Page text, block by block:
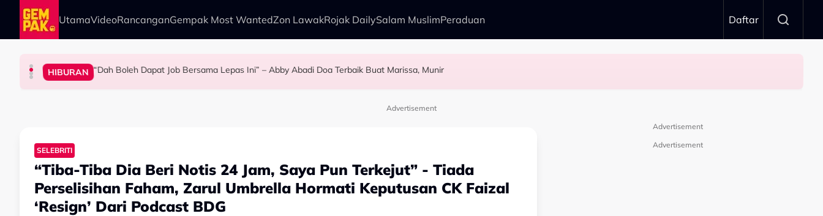
Skip to main content
UtamaVideoRancanganGempak Most WantedZon LawakRojak DailySalam MuslimPeraduan Daftar
HIBURAN Bawa Anak Ke Klinik, Syasya Rizal Terkejut Dikenali Doktor
HIBURAN “Dah Boleh Dapat Job Bersama Lepas Ini” – Abby Abadi Doa Terbaik Buat Marissa, Munir
SELEBRITI Michelle Yeoh Dinobatkan ‘Tokoh Perfileman Asia Tahun Ini’ Di BIFF
BERITA Kasihnya Ibu, Ikan Lumba-Lumba Enggan Tinggalkan Anak Yang Sudah Mati
Advertisement
SELEBRITI
“Tiba-Tiba Dia Beri Notis 24 Jam, Saya Pun Terkejut” - Tiada
Perselisihan Faham, Zarul Umbrella Hormati Keputusan CK Faizal
‘Resign’ Dari Podcast BDG
Advertisement
Advertisement